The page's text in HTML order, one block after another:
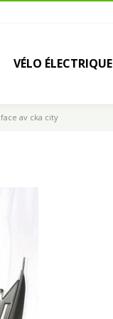
VÉLO ÉLECTRIQUE
face av cka city